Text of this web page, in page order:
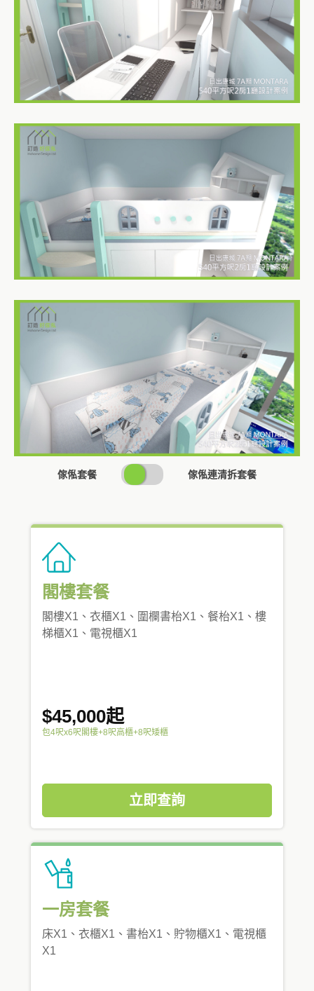
傢俬套餐
SWITCH
PRICING
傢俬連清拆套餐
閣樓套餐
閣樓X1、衣櫃X1、圍欄書枱X1、餐枱X1、樓
梯櫃X1、電視櫃X1
$45,000起
包4呎x6呎閣樓+8呎高櫃+8呎矮櫃
立即查詢
一房套餐
床X1、衣櫃X1、書枱X1、貯物櫃X1、電視櫃
X1